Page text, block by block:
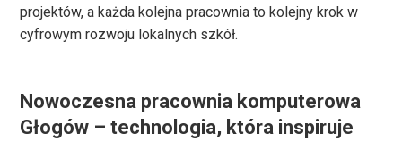
projektów, a każda kolejna pracownia to kolejny krok w
cyfrowym rozwoju lokalnych szkół.
Nowoczesna pracownia komputerowa
Głogów – technologia, która inspiruje